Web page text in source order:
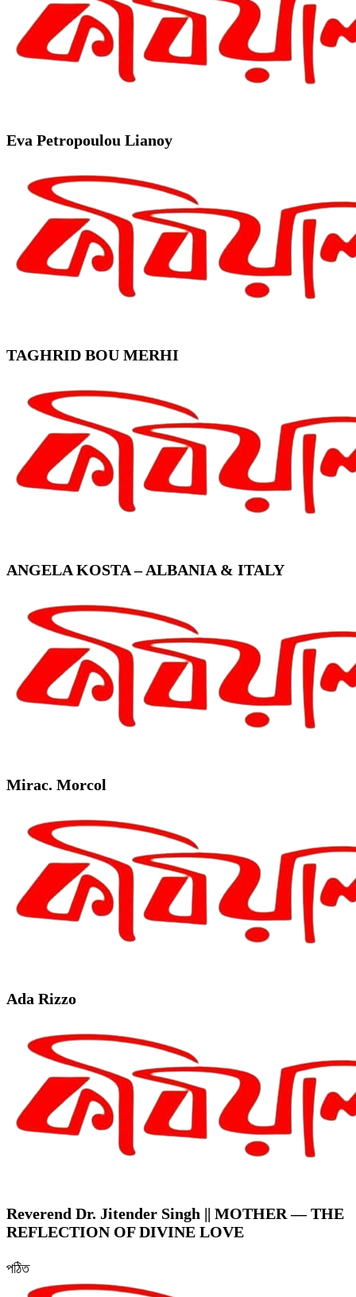
Eva Petropoulou Lianoy
TAGHRID BOU MERHI
ANGELA KOSTA – ALBANIA & ITALY
Mirac. Morcol
Ada Rizzo
Reverend Dr. Jitender Singh || MOTHER — THE
REFLECTION OF DIVINE LOVE
পঠিত